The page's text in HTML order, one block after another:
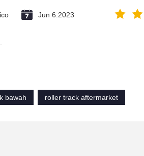
Jun 6.2023
bawah roller track aftermarket